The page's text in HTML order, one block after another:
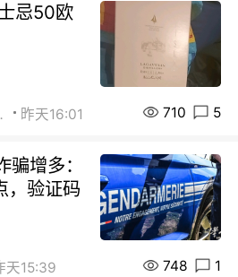
忌50欧
昨天16:01 710 5
骗增多：
，验证码
天15:39 748 1